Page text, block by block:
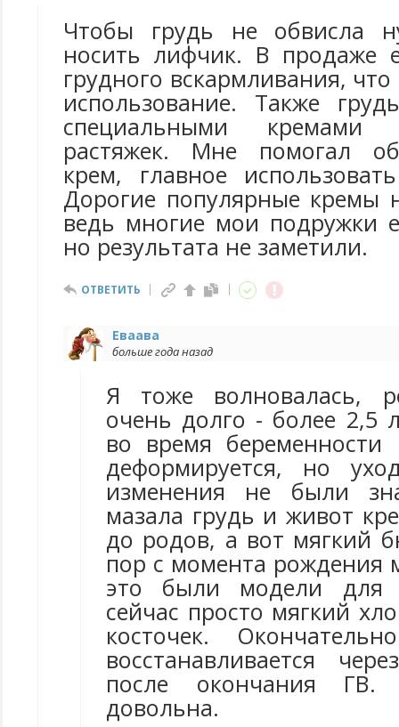
Чтобы грудь не обвисла
носить лифчик. В продаже
грудного вскармливания,
использование. Также
специальными кремами
растяжек. Мне помогал
крем, главное
Дорогие популярные кремы
ведь многие мои подружки
но результата не заметили.
ОТВЕТИТЬ
Еваава
больше года назад
Я тоже волновалась,
очень долго - более 2,5
во время
деформируется, но
изменения не были
мазала грудь и живот
до родов, а вот мягкий
пор с момента рождения
это были модели для
сейчас просто мягкий
косточек.
восстанавливается
после окончания ГВ.
довольна.